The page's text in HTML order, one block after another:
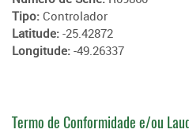
Tipo: Controlador
Latitude: -25.42872
Longitude: -49.26337
Termo de Conformidade e/ou